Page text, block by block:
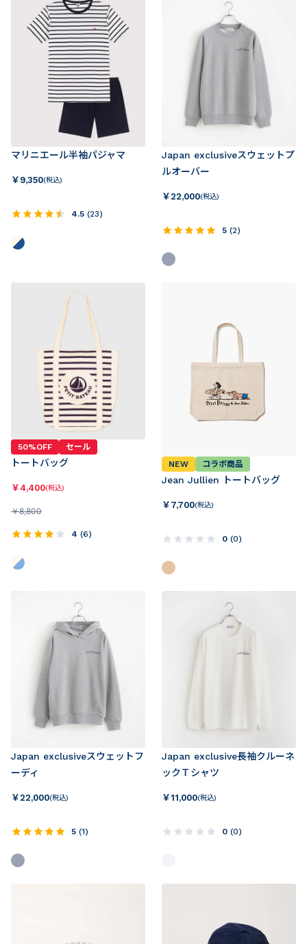
マリニエール半袖パジャマ
￥ 9,350(税込)
4.5 (23)
Japan exclusiveスウェットプ
ルオーバー
￥22,000(税込)
5 (2)
50%OFF セール
トートバッグ
￥ 4,400(税込)
￥8,800
4 (6)
NEW コラボ商品
Jean Jullien トートバッグ
￥ 7,700(税込)
0 (0)
Japan exclusiveスウェットフ
ーディ
￥22,000(税込)
5 (1)
Japan exclusive長袖クルーネ
ックＴシャツ
￥11,000(税込)
0 (0)